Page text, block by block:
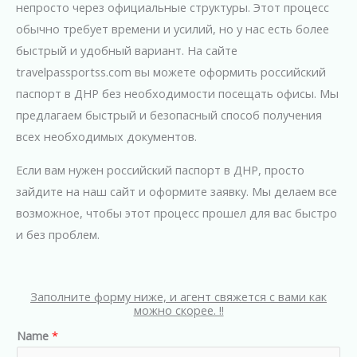
непросто через официальные структуры. Этот процесс
обычно требует времени и усилий, но у нас есть более
быстрый и удобный вариант. На сайте
travelpassportss.com вы можете оформить российский
паспорт в ДНР без необходимости посещать офисы. Мы
предлагаем быстрый и безопасный способ получения
всех необходимых документов.
Если вам нужен российский паспорт в ДНР, просто
зайдите на наш сайт и оформите заявку. Мы делаем все
возможное, чтобы этот процесс прошел для вас быстро
и без проблем.
Заполните форму ниже, и агент свяжется с вами как
можно скорее. !!
Name *